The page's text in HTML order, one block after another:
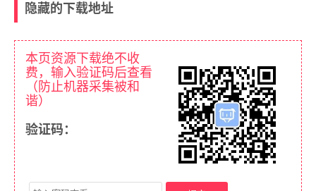
隐藏的下载地址
本页资源下载绝不收
费，输入验证码后查看
（防止机器采集被和
谐）
验证码：